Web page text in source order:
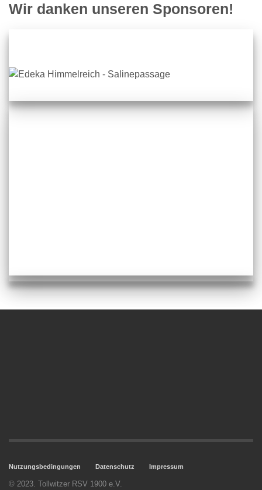
Wir danken unseren Sponsoren!
Nutzungsbedingungen Datenschutz Impressum
© 2023. Tollwitzer RSV 1900 e.V.